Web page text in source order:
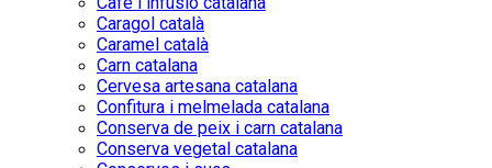
Caragol català
Caramel català
Carn catalana
Cervesa artesana catalana
Confitura i melmelada catalana
Conserva de peix i carn catalana
Conserva vegetal catalana